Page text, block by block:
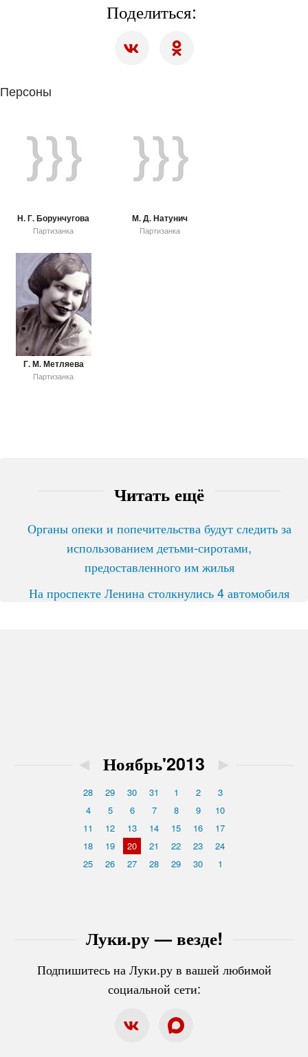
Поделиться:
Персоны
Н. Г. Борунчугова
Партизанка
М. Д. Натунич
Партизанка
Г. М. Метляева
Партизанка
Читать ещё
Органы опеки и попечительства будут следить за
использованием детьми-сиротами,
предоставленного им жилья
На проспекте Ленина столкнулись 4 автомобиля
Луки.ру — везде!
Подпишитесь на Луки.ру в вашей любимой
социальной сети:
◄ Ноябрь'2013 ►
28 29 30 31 1 2
3
4
5 6 7 8 9
10
11
12 13 14 15 16
17
18
19 20 21 22 23
24
25
26 27 28 29 30 1